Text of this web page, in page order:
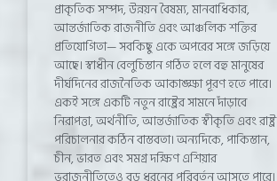
প্রাকৃতিক সম্পদ, উন্নয়ন বৈষম্য, মানবাধিকার,
আন্তর্জাতিক রাজনীতি এবং আঞ্চলিক শক্তির
প্রতিযোগিতা— সবকিছু একে অপরের সঙ্গে জড়িয়ে
আছে। স্বাধীন বেলুচিস্তান গঠিত হলে বহু মানুষের
দীর্ঘদিনের রাজনৈতিক আকাঙ্ক্ষা পূরণ হতে পারে।
একই সঙ্গে একটি নতুন রাষ্ট্রের সামনে দাঁড়াবে
নিরাপত্তা, অর্থনীতি, আন্তর্জাতিক স্বীকৃতি এবং রাষ্ট্র
পরিচালনার কঠিন বাস্তবতা। অন্যদিকে, পাকিস্তান,
চীন, ভারত এবং সমগ্র দক্ষিণ এশিয়ার
ভূরাজনীতিতেও বড় ধরনের পরিবর্তন আসতে পারে।